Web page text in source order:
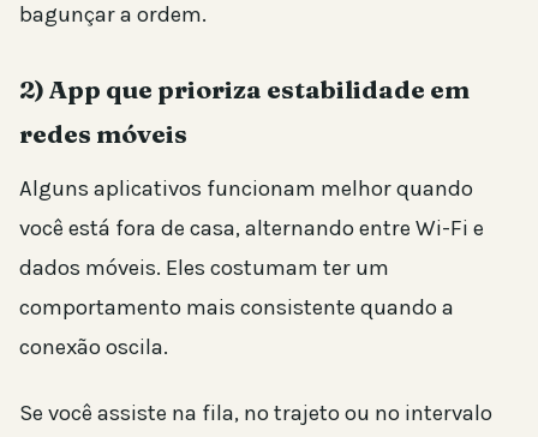
bagunçar a ordem.
2) App que prioriza estabilidade em
redes móveis
Alguns aplicativos funcionam melhor quando
você está fora de casa, alternando entre Wi-Fi e
dados móveis. Eles costumam ter um
comportamento mais consistente quando a
conexão oscila.
Se você assiste na fila, no trajeto ou no intervalo